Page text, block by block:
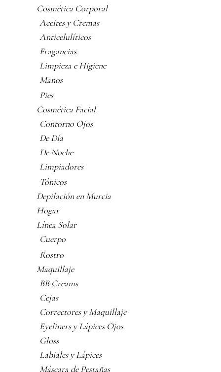
Cosmética Corporal
Aceites y Cremas
Anticelulíticos
Fragancias
Limpieza e Higiene
Manos
Pies
Cosmética Facial
Contorno Ojos
De Día
De Noche
Limpiadores
Tónicos
Depilación en Murcia
Hogar
Línea Solar
Cuerpo
Rostro
Maquillaje
BB Creams
Cejas
Correctores y Maquillaje
Eyeliners y Lápices Ojos
Gloss
Labiales y Lápices
Máscara de Pestañas